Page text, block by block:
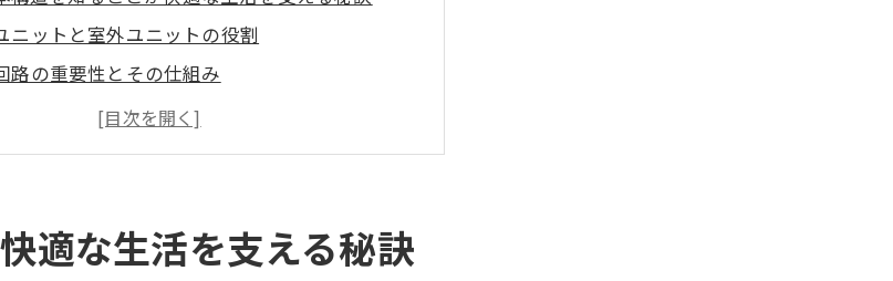
ニットと室外ユニットの役割
路の重要性とその仕組み
ターとエバポレーターの機能
を保つためのメンテナンスポイント
ン選びの基準としての基本構造理解
仕組みを徹底解説！空調の核となる技術を探る
適な生活を支える秘訣